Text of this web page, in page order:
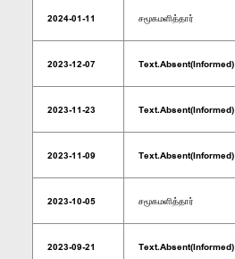
2024-01-11 சமூகமளித்தார்
2023-12-07 Text.Absent(Informed)
2023-11-23 Text.Absent(Informed)
2023-11-09 Text.Absent(Informed)
2023-10-05 சமூகமளித்தார்
2023-09-21 Text.Absent(Informed)